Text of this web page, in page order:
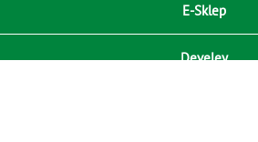
E-Sklep
Develey